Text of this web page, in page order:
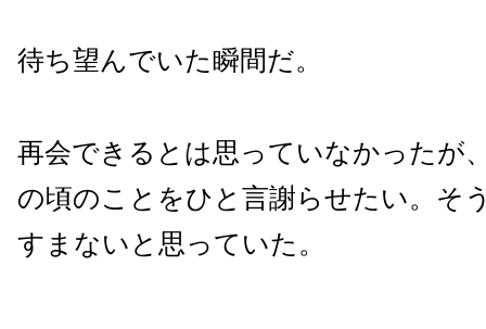
待ち望んでいた瞬間だ。
再会できるとは思っていなかったが
の頃のことをひと言謝らせたい。そ
すまないと思っていた。